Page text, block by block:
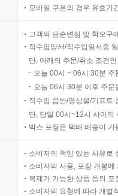
면을 위한 것이다.
정의 대상
실천적인 기독교 신학만을
증명된다.
에 의해 확증된다.
모바일 쿠폰의 경우 유효기
고객의 단순변심 및 착오구
직수입양서/직수입일서중
단, 아래의 주문/취소 조건
오늘 00시 ~ 06시 30분
오늘 06시 30분 이후 주
직수입 음반/영상물/기프트
단, 당일 00시~13시 사이의
박스 포장은 택배 배송이
소비자의 책임 있는 사유로
소비자의 사용, 포장 개봉
복제가 가능한 상품 등의
소비자의 요청에 따라 개별